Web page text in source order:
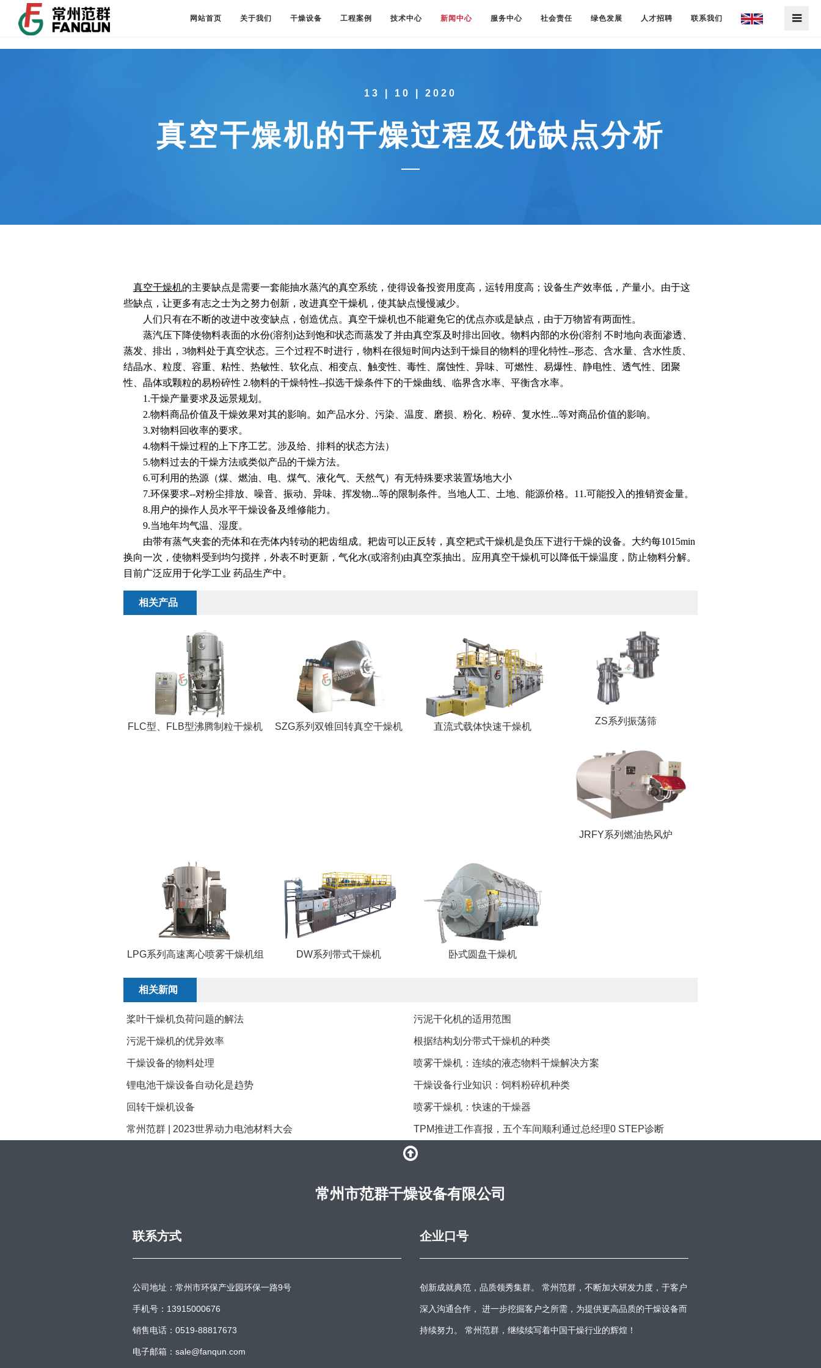
网站首页 关于我们 干燥设备 工程案例 技术中心 新闻中心 服务中心 社会责任 绿色发展 人才招聘 联系我们
13 | 10 | 2020
真空干燥机的干燥过程及优缺点分析
真空干燥机的主要缺点是需要一套能抽水蒸汽的真空系统，使得设备投资用度高，运转用度高；设备生产效率低，产量小。由于这
些缺点，让更多有志之士为之努力创新，改进真空干燥机，使其缺点慢慢减少。
人们只有在不断的改进中改变缺点，创造优点。真空干燥机也不能避免它的优点亦或是缺点，由于万物皆有两面性。
蒸汽压下降使物料表面的水份(溶剂)达到饱和状态而蒸发了并由真空泵及时排出回收。物料内部的水份(溶剂 不时地向表面渗透、
蒸发、排出，3物料处于真空状态。三个过程不时进行，物料在很短时间内达到干燥目的物料的理化特性--形态、含水量、含水性质、
结晶水、粒度、容重、粘性、热敏性、软化点、相变点、触变性、毒性、腐蚀性、异味、可燃性、易爆性、静电性、透气性、团聚
性、晶体或颗粒的易粉碎性 2.物料的干燥特性--拟选干燥条件下的干燥曲线、临界含水率、平衡含水率。
1.干燥产量要求及远景规划。
2.物料商品价值及干燥效果对其的影响。如产品水分、污染、温度、磨损、粉化、粉碎、复水性...等对商品价值的影响。
3.对物料回收率的要求。
4.物料干燥过程的上下序工艺。涉及给、排料的状态方法）
5.物料过去的干燥方法或类似产品的干燥方法。
6.可利用的热源（煤、燃油、电、煤气、液化气、天然气）有无特殊要求装置场地大小
7.环保要求--对粉尘排放、噪音、振动、异味、挥发物...等的限制条件。当地人工、土地、能源价格。11.可能投入的推销资金量。
8.用户的操作人员水平干燥设备及维修能力。
9.当地年均气温、湿度。
由带有蒸气夹套的壳体和在壳体内转动的耙齿组成。耙齿可以正反转，真空耙式干燥机是负压下进行干燥的设备。大约每1015min
换向一次，使物料受到均匀搅拌，外表不时更新，气化水(或溶剂)由真空泵抽出。应用真空干燥机可以降低干燥温度，防止物料分解。
目前广泛应用于化学工业 药品生产中。
相关产品
FLC型、FLB型沸腾制粒干燥机 SZG系列双锥回转真空干燥机 直流式载体快速干燥机
ZS系列振荡筛
JRFY系列燃油热风炉
LPG系列高速离心喷雾干燥机组 DW系列带式干燥机 卧式圆盘干燥机
相关新闻
桨叶干燥机负荷问题的解法 污泥干化机的适用范围
​污泥干燥机的优异效率 根据结构划分带式干燥机的种类
干燥设备的物料处理 喷雾干燥机：连续的液态物料干燥解决方案
锂电池干燥设备自动化是趋势 干燥设备行业知识：饲料粉碎机种类
回转干燥机设备 喷雾干燥机：快速的干燥器
常州范群 | 2023世界动力电池材料大会 TPM推进工作喜报，五个车间顺利通过总经理0 STEP诊断
常州市范群干燥设备有限公司
联系方式
公司地址：常州市环保产业园环保一路9号
手机号：13915000676
销售电话：0519-88817673
电子邮箱：sale@fanqun.com
企业口号
创新成就典范，品质领秀集群。 常州范群，不断加大研发力度，于客户
深入沟通合作， 进一步挖掘客户之所需，为提供更高品质的干燥设备而
持续努力。 常州范群，继续续写着中国干燥行业的辉煌！